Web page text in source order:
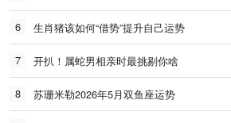
6 生肖猪该如何“借势”提升自己运势
7 开扒！属蛇男相亲时最挑剔你啥
8 苏珊米勒2026年5月双鱼座运势